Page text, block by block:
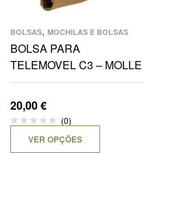
BOLSAS, MOCHILAS E BOLSAS
BOLSA PARA
TELEMOVEL C3 – MOLLE
20,00€
(0)
VER OPÇÕES